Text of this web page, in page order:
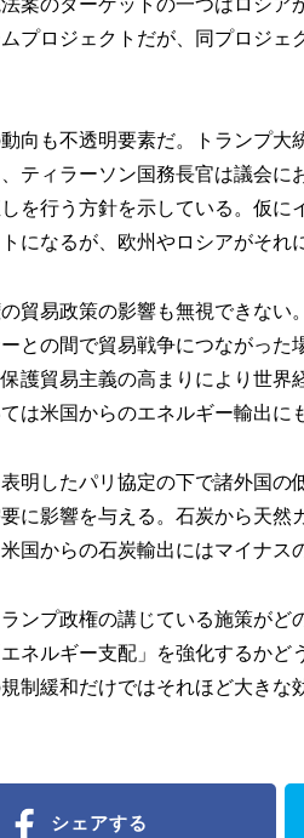
ムプロジェクトだが、同プロジ
向も不透明要素だ。トランプ
ティラーソン国務長官は議会に
を行う方針を示している。仮に
になるが、欧州やロシアがそれ
の貿易政策の影響も無視できな
との間で貿易戦争につながっ
護貿易主義の高まりにより世
は米国からのエネルギー輸出に
明したパリ協定の下で諸外国
に影響を与える。石炭から天
国からの石炭輸出にはマイナス
ンプ政権の講じている施策が
ネルギー支配」を強化するかど
制緩和だけではそれほど大きな
シェアする